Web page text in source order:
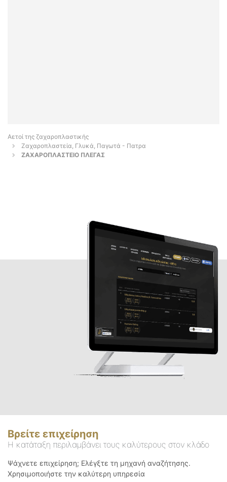
Αετοί της ζαχαροπλαστικής
Ζαχαροπλαστεία, Γλυκά, Παγωτά - Πατρα
ΖΑΧΑΡΟΠΛΑΣΤΕΙΟ ΠΛΕΓΑΣ
Βρείτε επιχείρηση
Η κατάταξη περιλαμβάνει τους καλύτερους στον κλάδο
Ψάχνετε επιχείρηση; Ελέγξτε τη μηχανή αναζήτησης.
Χρησιμοποιήστε την καλύτερη υπηρεσία